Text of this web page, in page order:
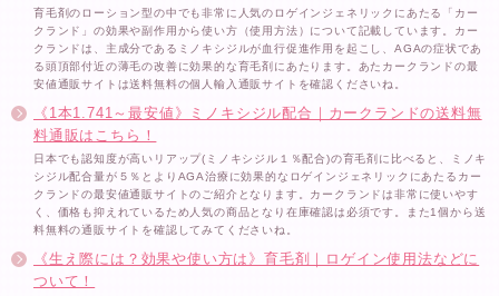
育毛剤のローション型の中でも非常に人気のロゲインジェネリックにあたる「カー
クランド」の効果や副作用から使い方（使用方法）について記載しています。カー
クランドは、主成分であるミノキシジルが血行促進作用を起こし、AGAの症状であ
る頭頂部付近の薄毛の改善に効果的な育毛剤にあたります。あたカークランドの最
安値通販サイトは送料無料の個人輸入通販サイトを確認くださいね。
《1本1.741～最安値》ミノキシジル配合｜カークランドの送料無
料通販はこちら！
日本でも認知度が高いリアップ(ミノキシジル１％配合)の育毛剤に比べると、ミノキ
シジル配合量が５％とよりAGA治療に効果的なロゲインジェネリックにあたるカー
クランドの最安値通販サイトのご紹介となります。カークランドは非常に使いやす
く、価格も抑えれているため人気の商品となり在庫確認は必須です。また1個から送
料無料の通販サイトを確認してみてくださいね。
《生え際には？効果や使い方は》育毛剤｜ロゲイン使用法などに
ついて！